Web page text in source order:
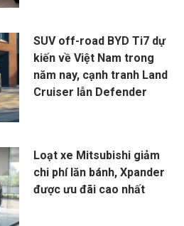
SUV off-road BYD Ti7 dự
kiến về Việt Nam trong
năm nay, cạnh tranh Land
Cruiser lẫn Defender
Loạt xe Mitsubishi giảm
chi phí lăn bánh, Xpander
được ưu đãi cao nhất